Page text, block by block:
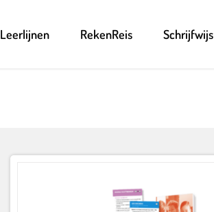
Leerlijnen RekenReis Schrijfwijs